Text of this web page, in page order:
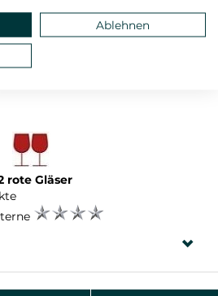
Sulfite
rote Gläser
Ablehnen